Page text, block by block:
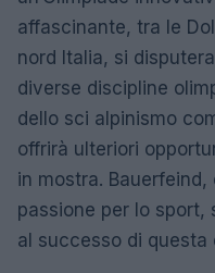
affascinante, tra le
nord Italia, si
diverse discipline
dello sci alpinismo
offrirà ulteriori
in mostra.
passione per lo sport,
al successo di questa